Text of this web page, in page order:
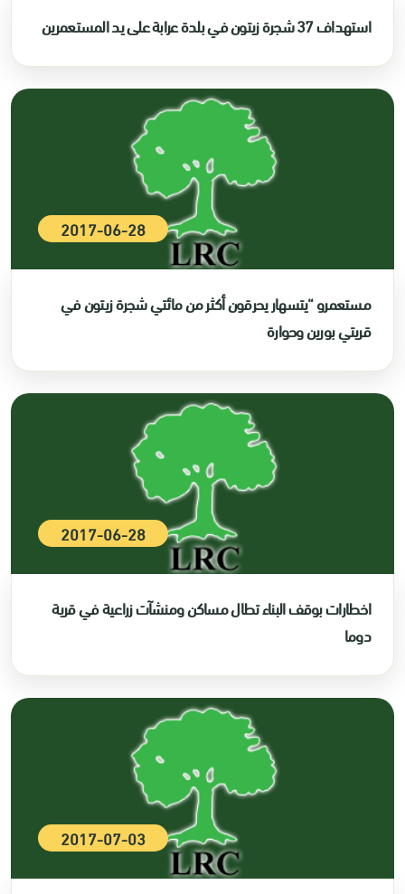
استهداف 37 شجرة زيتون في بلدة عرابة على يد المستعمرين
2017-06-28
مستعمرو “يتسهار يحرقون أكثر من مائتي شجرة زيتون في
قريتي بورين وحوارة
2017-06-28
اخطارات بوقف البناء تطال مساكن ومنشآت زراعية في قرية
دوما
2017-07-03